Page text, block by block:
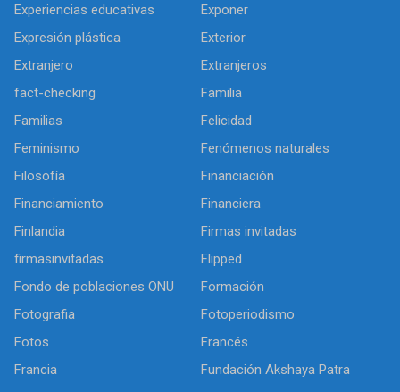
Experiencias educativas
Exponer
Expresión plástica
Exterior
Extranjero
Extranjeros
fact-checking
Familia
Familias
Felicidad
Feminismo
Fenómenos naturales
Filosofía
Financiación
Financiamiento
Financiera
Finlandia
Firmas invitadas
firmasinvitadas
Flipped
Fondo de poblaciones ONU
Formación
Fotografia
Fotoperiodismo
Fotos
Francés
Francia
Fundación Akshaya Patra